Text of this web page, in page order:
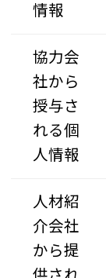
情報
協力会
社から
授与さ
れる個
人情報
人材紹
介会社
から提